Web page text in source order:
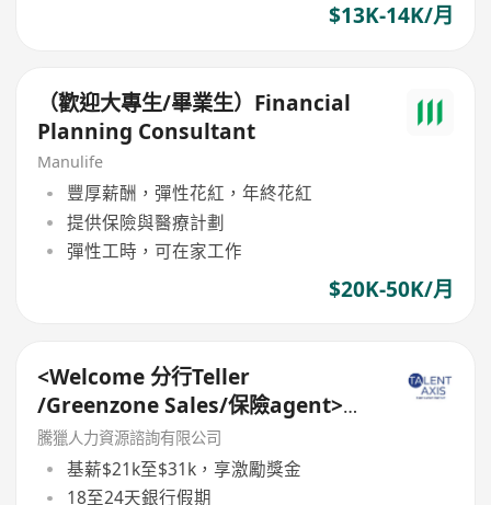
$13K-14K/月
（歡迎大專生/畢業生）Financial
Planning Consultant
Manulife
豐厚薪酬，彈性花紅，年終花紅
提供保險與醫療計劃
彈性工時，可在家工作
$20K-50K/月
<Welcome 分行Teller
/Greenzone Sales/保險agent>
General Banking Manager
騰獵人力資源諮詢有限公司
基薪$21k至$31k，享激勵獎金
18至24天銀行假期